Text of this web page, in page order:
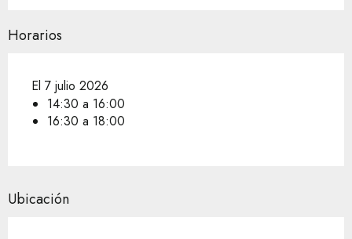
Horarios
El 7 julio 2026
14:30 a 16:00
16:30 a 18:00
Ubicación